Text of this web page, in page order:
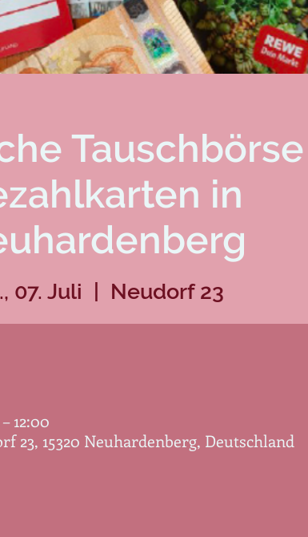
in
07. Juli Neudorf 23
12:00
23, 15320 Neuhardenberg, Deutschland